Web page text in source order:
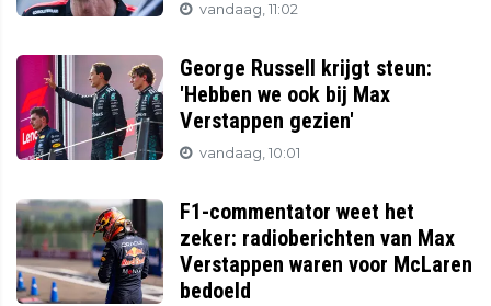
vandaag, 11:02
George Russell krijgt steun:
'Hebben we ook bij Max
Verstappen gezien'
vandaag, 10:01
F1-commentator weet het
zeker: radioberichten van Max
Verstappen waren voor McLaren
bedoeld